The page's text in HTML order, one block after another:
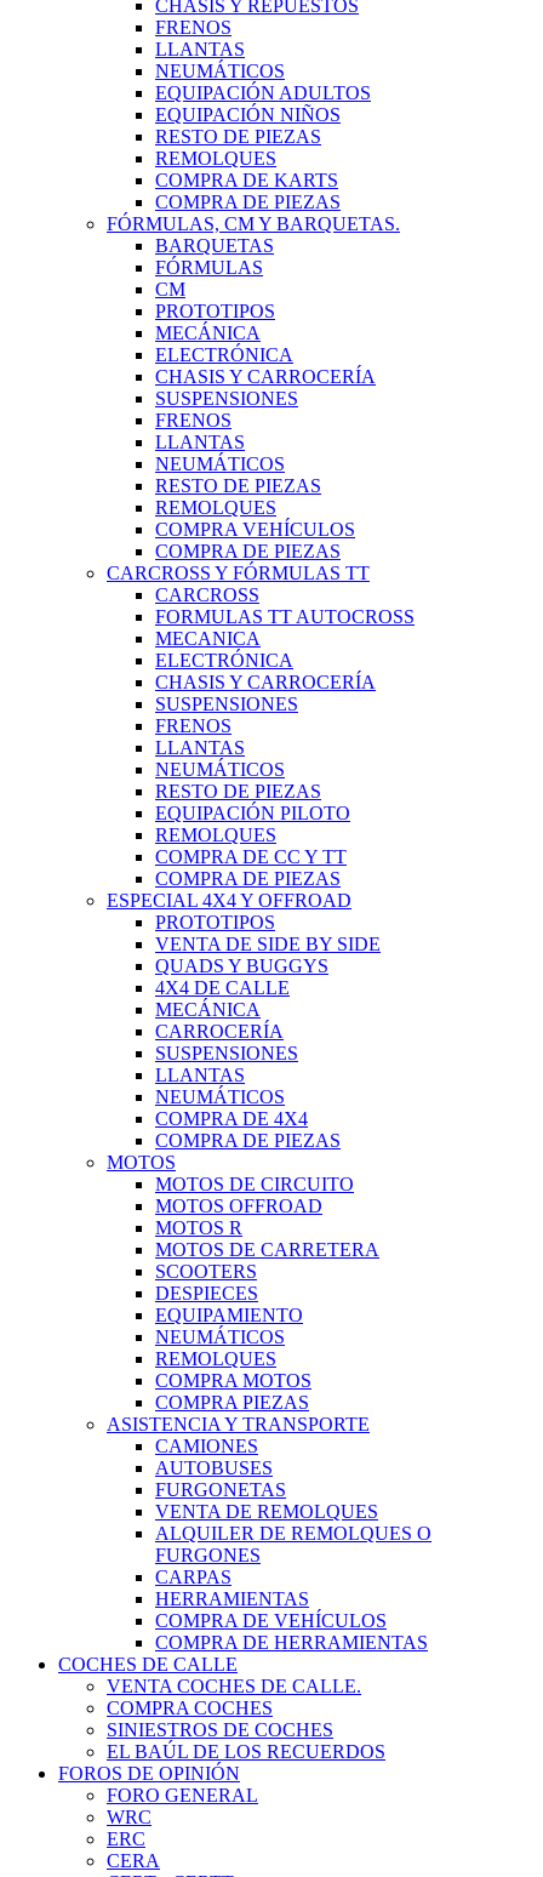
CHASIS Y REPUESTOS
FRENOS
LLANTAS
NEUMÁTICOS
EQUIPACIÓN ADULTOS
EQUIPACIÓN NIÑOS
RESTO DE PIEZAS
REMOLQUES
COMPRA DE KARTS
COMPRA DE PIEZAS
FÓRMULAS, CM Y BARQUETAS.
BARQUETAS
FÓRMULAS
CM
PROTOTIPOS
MECÁNICA
ELECTRÓNICA
CHASIS Y CARROCERÍA
SUSPENSIONES
FRENOS
LLANTAS
NEUMÁTICOS
RESTO DE PIEZAS
REMOLQUES
COMPRA VEHÍCULOS
COMPRA DE PIEZAS
CARCROSS Y FÓRMULAS TT
CARCROSS
FORMULAS TT AUTOCROSS
MECANICA
ELECTRÓNICA
CHASIS Y CARROCERÍA
SUSPENSIONES
FRENOS
LLANTAS
NEUMÁTICOS
RESTO DE PIEZAS
EQUIPACIÓN PILOTO
REMOLQUES
COMPRA DE CC Y TT
COMPRA DE PIEZAS
ESPECIAL 4X4 Y OFFROAD
PROTOTIPOS
VENTA DE SIDE BY SIDE
QUADS Y BUGGYS
4X4 DE CALLE
MECÁNICA
CARROCERÍA
SUSPENSIONES
LLANTAS
NEUMÁTICOS
COMPRA DE 4X4
COMPRA DE PIEZAS
MOTOS
MOTOS DE CIRCUITO
MOTOS OFFROAD
MOTOS R
MOTOS DE CARRETERA
SCOOTERS
DESPIECES
EQUIPAMIENTO
NEUMÁTICOS
REMOLQUES
COMPRA MOTOS
COMPRA PIEZAS
ASISTENCIA Y TRANSPORTE
CAMIONES
AUTOBUSES
FURGONETAS
VENTA DE REMOLQUES
ALQUILER DE REMOLQUES O
FURGONES
CARPAS
HERRAMIENTAS
COMPRA DE VEHÍCULOS
COMPRA DE HERRAMIENTAS
COCHES DE CALLE
VENTA COCHES DE CALLE.
COMPRA COCHES
SINIESTROS DE COCHES
EL BAÚL DE LOS RECUERDOS
FOROS DE OPINIÓN
FORO GENERAL
WRC
ERC
CERA